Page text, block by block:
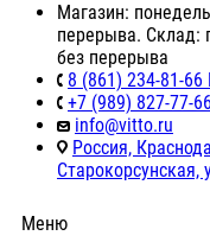
Магазин:
перерыва. Склад:
без перерыва
8 (861) 234-81-66
+7 (989) 827-77-66
info@vitto.ru
Россия,
Меню